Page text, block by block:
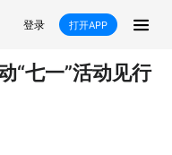
登录 打开APP
“七一”活动见行